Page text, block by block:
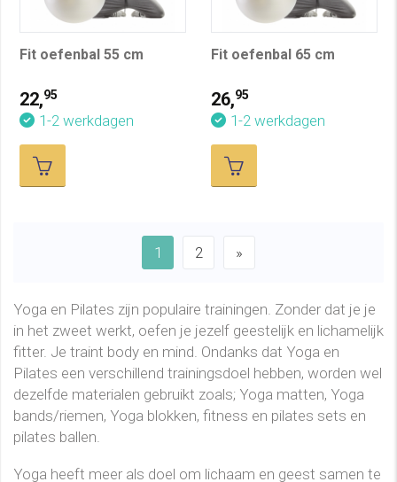
Fit oefenbal 55 cm
22,95
1-2 werkdagen
Fit oefenbal 65 cm
26,95
1-2 werkdagen
1 2 »
Yoga en Pilates zijn populaire trainingen. Zonder dat je je
in het zweet werkt, oefen je jezelf geestelijk en lichamelijk
fitter. Je traint body en mind. Ondanks dat Yoga en
Pilates een verschillend trainingsdoel hebben, worden wel
dezelfde materialen gebruikt zoals; Yoga matten, Yoga
bands/riemen, Yoga blokken, fitness en pilates sets en
pilates ballen.
Yoga heeft meer als doel om lichaam en geest samen te